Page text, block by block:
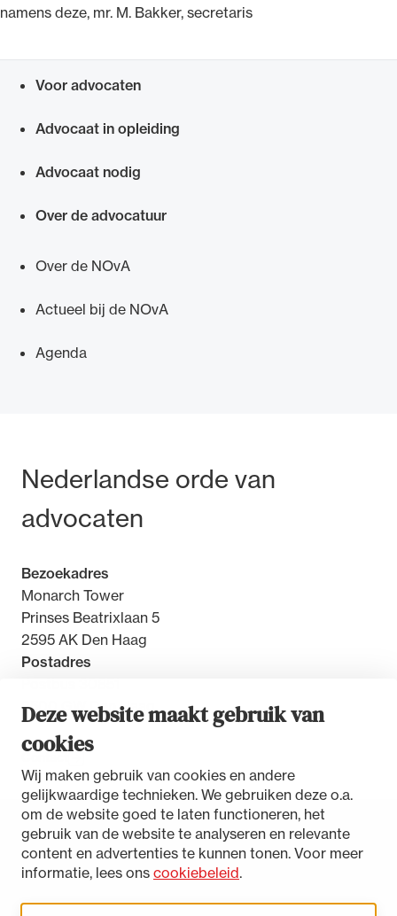
Deze website maakt gebruik van
cookies
Wij maken gebruik van cookies en andere
gelijkwaardige technieken. We gebruiken deze o.a.
om de website goed te laten functioneren, het
gebruik van de website te analyseren en relevante
content en advertenties te kunnen tonen. Voor meer
informatie, lees ons cookiebeleid.
namens deze, mr. M. Bakker, secretaris
Voor advocaten
Advocaat in opleiding
Advocaat nodig
Over de advocatuur
Over de NOvA
Actueel bij de NOvA
Agenda
Bezoek- en postadres
Nederlandse orde van
advocaten
Bezoekadres
Monarch Tower
Prinses Beatrixlaan 5
2595 AK Den Haag
Postadres
2500 GW Den Haag
Toegankelijkheidsverklaring
Disclaimer